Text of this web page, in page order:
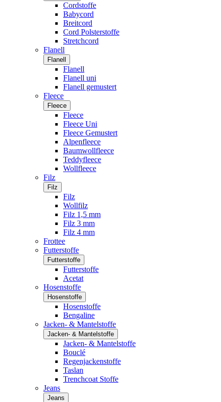
Cordstoffe
Babycord
Breitcord
Cord Polsterstoffe
Stretchcord
Flanell
Flanell
Flanell
Flanell uni
Flanell gemustert
Fleece
Fleece
Fleece
Fleece Uni
Fleece Gemustert
Alpenfleece
Baumwollfleece
Teddyfleece
Wollfleece
Filz
Filz
Filz
Wollfilz
Filz 1,5 mm
Filz 3 mm
Filz 4 mm
Frottee
Futterstoffe
Futterstoffe
Futterstoffe
Acetat
Hosenstoffe
Hosenstoffe
Hosenstoffe
Bengaline
Jacken- & Mantelstoffe
Jacken- & Mantelstoffe
Jacken- & Mantelstoffe
Bouclé
Regenjackenstoffe
Taslan
Trenchcoat Stoffe
Jeans
Jeans